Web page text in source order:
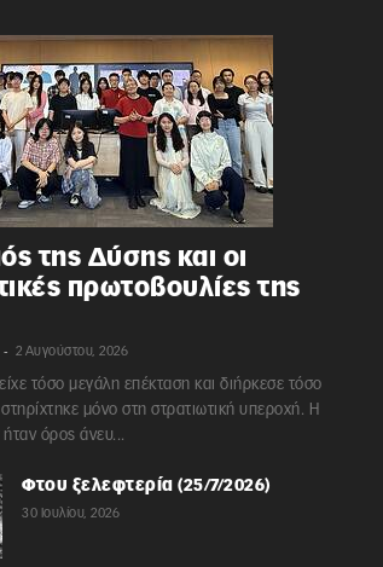
της Δύσης και οι
πρωτοβουλίες της
- 2 Αυγούστου, 2026
τόσο μεγάλη επέκταση και διήρκεσε τόσο
μόνο στη στρατιωτική υπεροχή. Η
όρος άνευ...
Φτου ξελεφτερία (25/7/2026)
30 Ιουλίου, 2026